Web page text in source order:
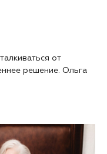
от
решение. Ольга